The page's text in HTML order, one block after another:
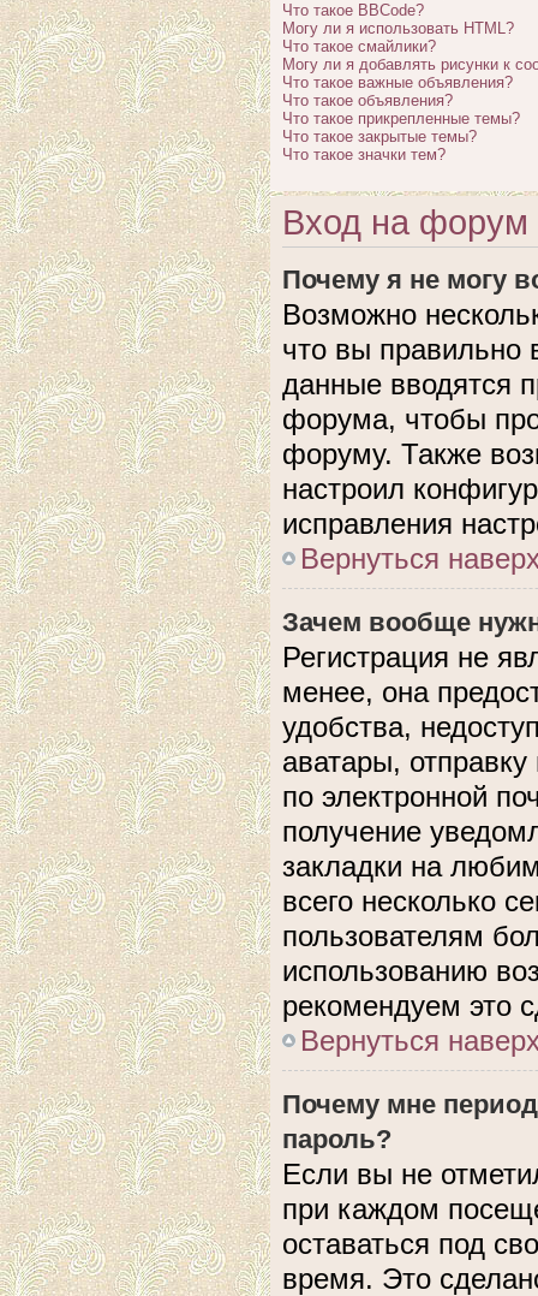
Что такое BBCode?
Могу ли я использовать HTML?
Что такое смайлики?
Могу ли я добавлять рисунки к
Что такое важные объявления?
Что такое объявления?
Что такое прикрепленные темы?
Что такое закрытые темы?
Что такое значки тем?
Вход на форум
Почему я не могу
Возможно
что вы правильно
данные вводятся
форума, чтобы
форуму. Также
настроил
исправления
Вернуться
Зачем вообще
Регистрация не
менее, она
удобства,
аватары,
по электронной
получение
закладки на
всего несколько
пользователям
использованию
рекомендуем это
Вернуться
Почему мне
пароль?
Если вы не
при каждом
оставаться под
время. Это